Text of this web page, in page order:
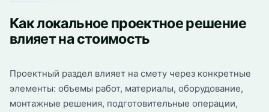
Как локальное проектное решение
влияет на стоимость
Проектный раздел влияет на смету через конкретные
элементы: объемы работ, материалы, оборудование,
монтажные решения, подготовительные операции,